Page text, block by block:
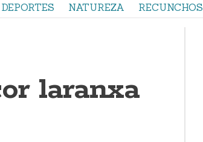
DEPORTES NATUREZA RECUNCHOS
laranxa